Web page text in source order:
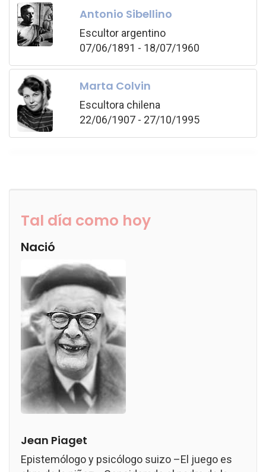
Antonio Sibellino
Escultor argentino
07/06/1891 - 18/07/1960
Marta Colvin
Escultora chilena
22/06/1907 - 27/10/1995
Tal día como hoy
Nació
Jean Piaget
Epistemólogo y psicólogo suizo –El juego es